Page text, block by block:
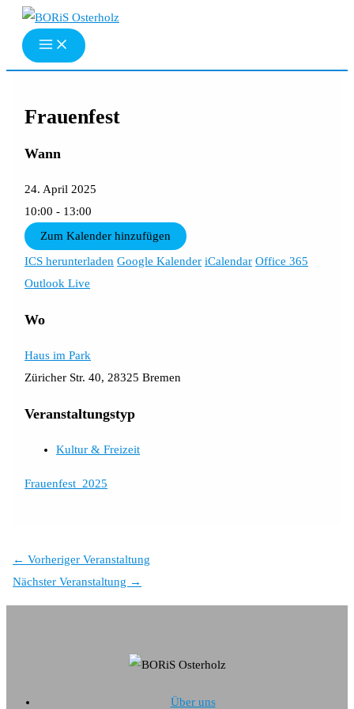
Zum
Inhalt
springen
Frauenfest
Wann
24. April 2025
10:00 - 13:00
Zum Kalender hinzufügen
ICS herunterladen Google Kalender iCalendar Office 365
Outlook Live
Wo
Haus im Park
Züricher Str. 40, 28325 Bremen
Veranstaltungstyp
Kultur & Freizeit
Frauenfest_2025
← Vorheriger Veranstaltung
Nächster Veranstaltung →
Über uns